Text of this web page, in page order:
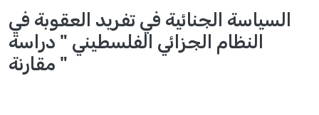
السياسة الجنائية في تفريد العقوبة في
النظام الجزائي الفلسطيني " دراسة
مقارنة "